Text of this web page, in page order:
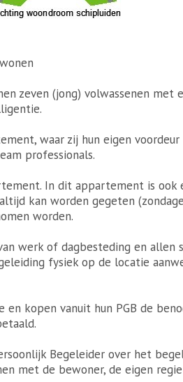
zeven (jong) volwassenen met
waar zij hun eigen
professionals.
In dit appartement is ook
kan worden gegeten
worden.
werk of dagbesteding en allen
fysiek op de locatie
kopen vanuit hun PGB de
Begeleider over het
met de bewoner, de eigen